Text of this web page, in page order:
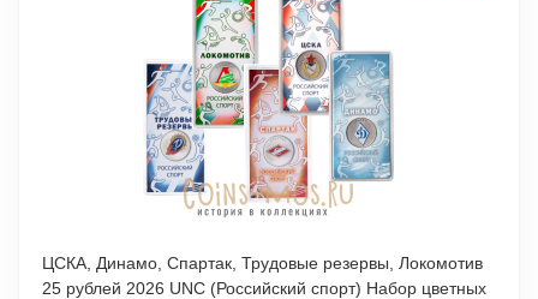
ЦСКА, Динамо, Спартак, Трудовые резервы, Локомотив
25 рублей 2026 UNC (Российский спорт) Набор цветных